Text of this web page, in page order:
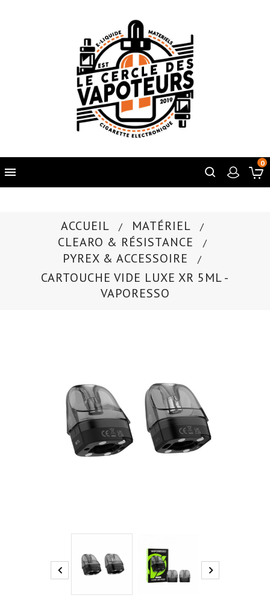

0
ACCUEIL
MATÉRIEL
CLEARO & RÉSISTANCE
PYREX & ACCESSOIRE
CARTOUCHE VIDE LUXE XR 5ML -
VAPORESSO
 